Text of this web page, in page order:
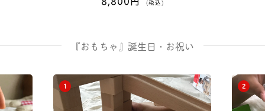
(税込)
『おもちゃ』誕生日・お祝い
1 2